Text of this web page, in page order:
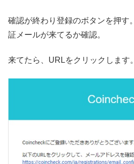
確認が終わり登録のボタンを押す
証メールが来てるか確認。
来てたら、URLをクリックします。